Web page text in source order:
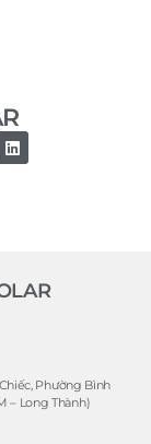
Phường Bình
– Long Thành)